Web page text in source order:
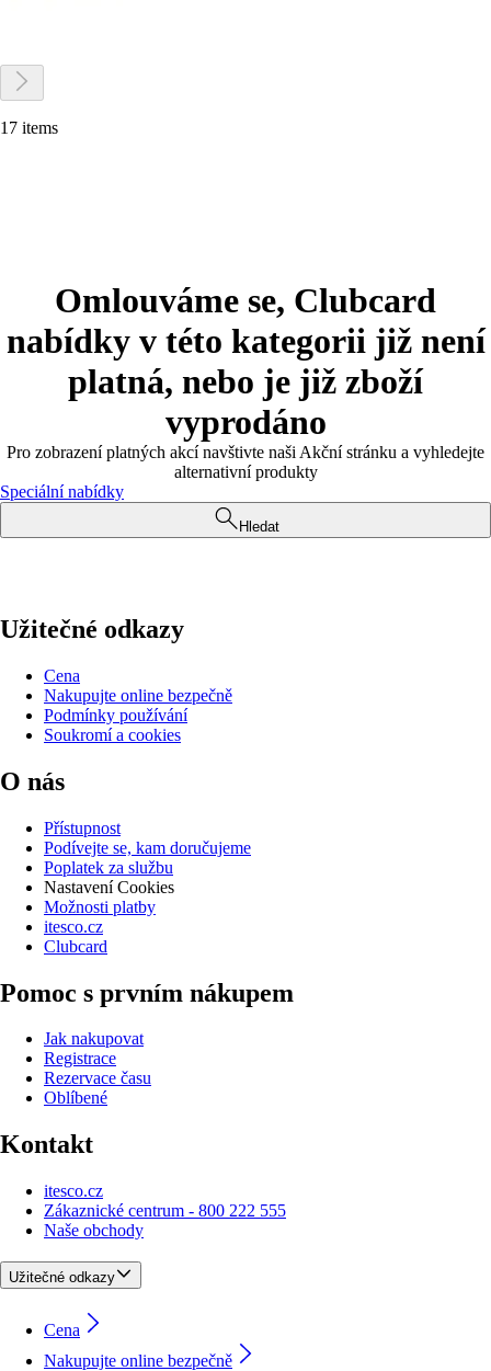
17 items
Omlouváme se, Clubcard
nabídky v této kategorii již není
platná, nebo je již zboží
vyprodáno
Pro zobrazení platných akcí navštivte naši Akční stránku a vyhledejte
alternativní produkty
Speciální nabídky
Hledat
Užitečné odkazy
Cena
Nakupujte online bezpečně
Podmínky používání
Soukromí a cookies
O nás
Přístupnost
Podívejte se, kam doručujeme
Poplatek za službu
Nastavení Cookies
Možnosti platby
itesco.cz
Clubcard
Pomoc s prvním nákupem
Jak nakupovat
Registrace
Rezervace času
Oblíbené
Kontakt
itesco.cz
Zákaznické centrum - 800 222 555
Naše obchody
Užitečné odkazy
Cena
Nakupujte online bezpečně